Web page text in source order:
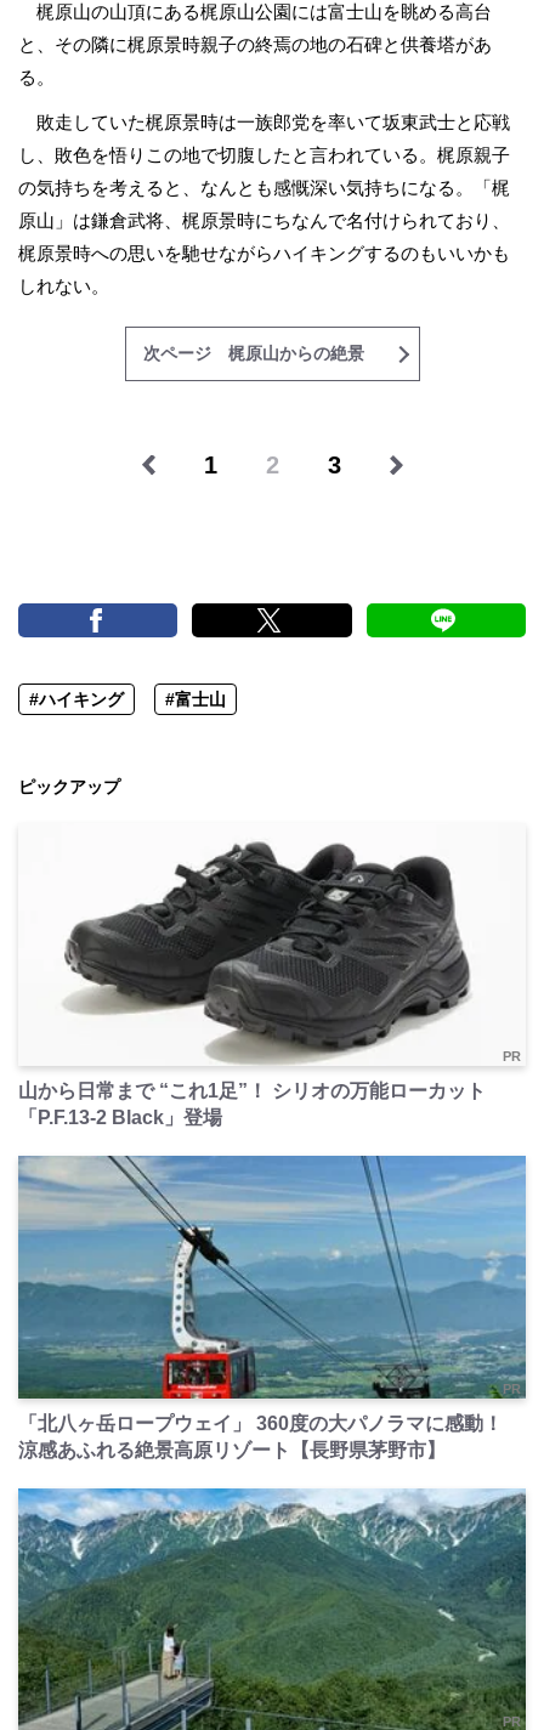
梶原山の山頂にある梶原山公園には富士山を眺める高台
と、その隣に梶原景時親子の終焉の地の石碑と供養塔があ
る。
敗走していた梶原景時は一族郎党を率いて坂東武士と応戦
し、敗色を悟りこの地で切腹したと言われている。梶原親子
の気持ちを考えると、なんとも感慨深い気持ちになる。「梶
原山」は鎌倉武将、梶原景時にちなんで名付けられており、
梶原景時への思いを馳せながらハイキングするのもいいかも
しれない。
次ページ 梶原山からの絶景
1 2 3
#ハイキング #富士山
ピックアップ
PR
山から日常まで “これ1足”！ シリオの万能ローカット
「P.F.13-2 Black」登場
PR
「北八ヶ岳ロープウェイ」 360度の大パノラマに感動！
涼感あふれる絶景高原リゾート【長野県茅野市】
PR